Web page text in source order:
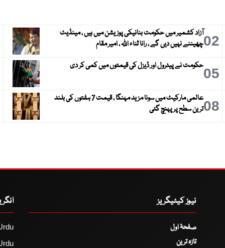
02آزاد کشمیر میں حکومت بنانیکی پوزیشن میں ہیں ، مینڈیٹ
چھیننے نہیں دیں گے ، رانا ثناء اللہ ، امیر مقام
05حکومت نے پیٹرول اور ڈیزل کی قیمتوں میں کمی کر دی
08
عالمی مارکیٹ میں سونا مزید مہنگا ، قیمت 7 ہفتوں کی بلند
ترین سطح پر پہنچ گئی
نیوز کیٹیگریز
صفحۂ اول
تازہ ترین